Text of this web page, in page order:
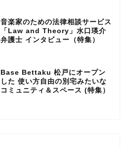
音楽家のための法律相談サービス
「Law and Theory」水口瑛介
弁護士 インタビュー（特集）
Base Bettaku 松戸にオープン
した 使い方自由の別宅みたいな
コミュニティ＆スペース (特集）